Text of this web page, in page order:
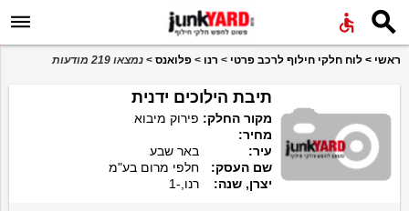
 
ראשי > לוח חלקי חילוף לרכב פרטי > רנו > פלואנס > נמצאו 219 מודעות
תיבת הילוכים ידנית
מקור החלק: פירוק מיבוא
מחיר:
עיר:
באר שבע
שם העסק:
חלפי מרום בע"מ
יצרן, שנה:
רנו,-1